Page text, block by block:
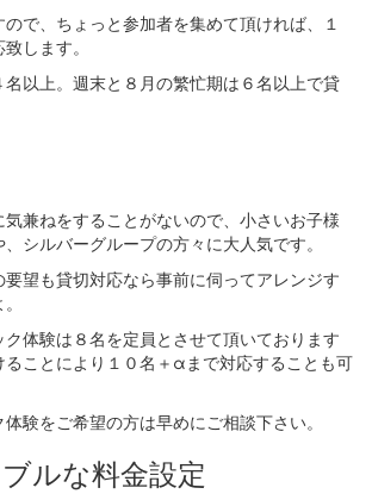
で、ちょっと参加者を集めて頂ければ、１
します。
以上。週末と８月の繁忙期は６名以上で貸
兼ねをすることがないので、小さいお子様
シルバーグループの方々に大人気です。
望も貸切対応なら事前に伺ってアレンジす
体験は８名を定員とさせて頂いております
ことにより１０名＋αまで対応することも可
験をご希望の方は早めにご相談下さい。
ルな料金設定